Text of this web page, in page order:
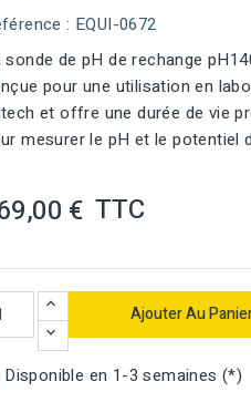
: EQUI-0672
sonde de pH de rechange
pour une utilisation en
et offre une durée de vie
mesurer le pH et le potentiel
€ TTC
Ajouter Au
Disponible en 1-3 semaines (*)